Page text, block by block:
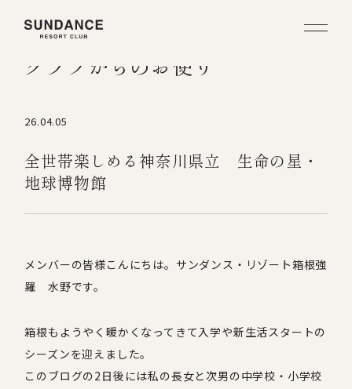
クラブからのお便り
26.04.05
全世帯楽しめる神奈川県立 生命の星・
地球博物館
メンバーの皆様こんにちは。サンダンス・リゾート箱根強
羅 水野です。
箱根もようやく暖かくなってきて入学や新生活スタートの
シーズンを迎えました。
このブログの2 日後には私の長女と次男の中学校・小学校